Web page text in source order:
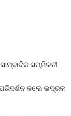
ସମ୍ମିଳନୀ
କଲେ ଭଦ୍ରକ